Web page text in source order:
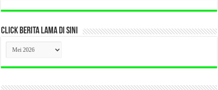
CLICK BERITA LAMA DI SINI
CLICK
BERITA
LAMA
DI